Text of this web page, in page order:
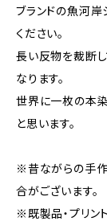
ブランドの魚河岸
ください。
長い反物を裁断
なります。
世界に一枚の本
と思います。
※昔ながらの手
合がございます。
※既製品・プリン